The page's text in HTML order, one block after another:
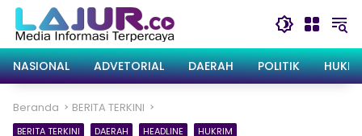
Langsung
konten
NASIONAL
ADVETORIAL DAERAH POLITIK
Beranda BERITA TERKINI
BERITA TERKINI DAERAH HEADLINE HUKRIM